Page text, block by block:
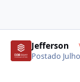
Jefferson
Postado